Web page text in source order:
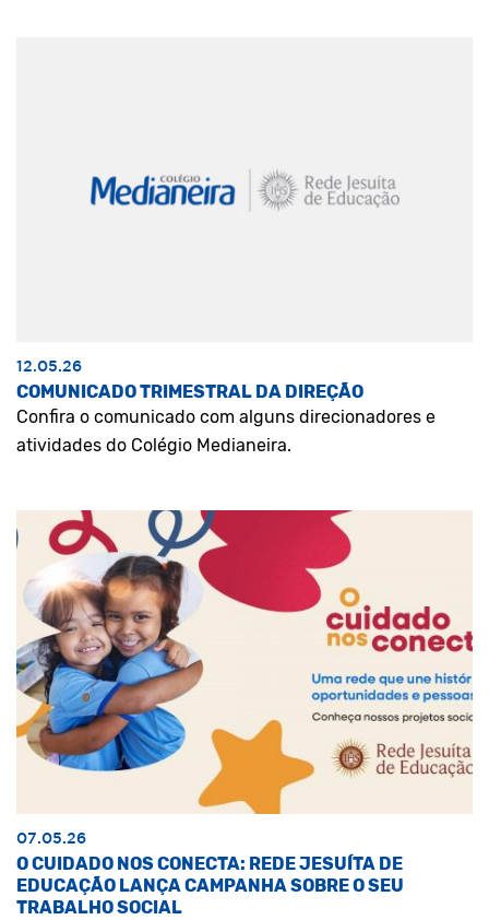
12.05.26
COMUNICADO TRIMESTRAL DA DIREÇÃO
Confira o comunicado com alguns direcionadores e
atividades do Colégio Medianeira.
07.05.26
O CUIDADO NOS CONECTA: REDE JESUÍTA DE
EDUCAÇÃO LANÇA CAMPANHA SOBRE O SEU
TRABALHO SOCIAL